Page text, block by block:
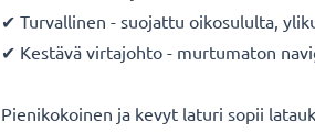
✔ Turvallinen - suojattu oikosululta,
✔ Kestävä virtajohto - murtumaton
Pienikokoinen ja kevyt laturi sopii